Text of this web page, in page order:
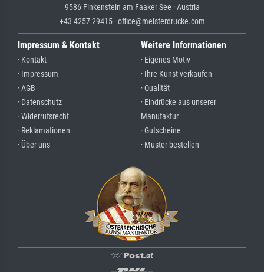
9586 Finkenstein am Faaker See · Austria
+43 4257 29415 · office@meisterdrucke.com
Impressum & Kontakt
· Kontakt
· Impressum
· AGB
· Datenschutz
· Widerrufsrecht
· Reklamationen
· Über uns
Weitere Informationen
· Eigenes Motiv
· Ihre Kunst verkaufen
· Qualität
· Eindrücke aus unserer
Manufaktur
· Gutscheine
· Muster bestellen